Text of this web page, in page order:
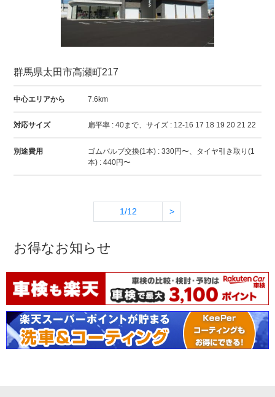
群馬県太田市高瀬町217
中心エリアから 7.6km
対応サイズ 扁平率 : 40まで、サイズ : 12-16 17 18 19 20 21 22
別途費用
ゴムバルブ交換(1本) : 330円〜、タイヤ引き取り(1
本) : 440円〜
1/12 >
お得なお知らせ